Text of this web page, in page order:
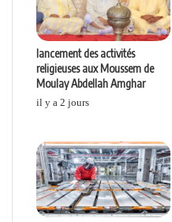
lancement des activités
religieuses aux Moussem de
Moulay Abdellah Amghar
il y a 2 jours